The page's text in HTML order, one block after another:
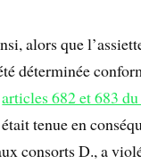
alors que
déterminée
articles 682 et 683
tenue en
consorts D., a